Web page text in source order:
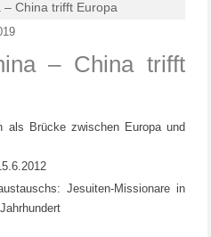
China trifft Europa
– China trifft
als Brücke zwischen Europa und
Jesuiten-Missionare in